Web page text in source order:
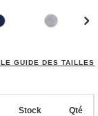
GUIDE DES TAILLES
Stock Qté